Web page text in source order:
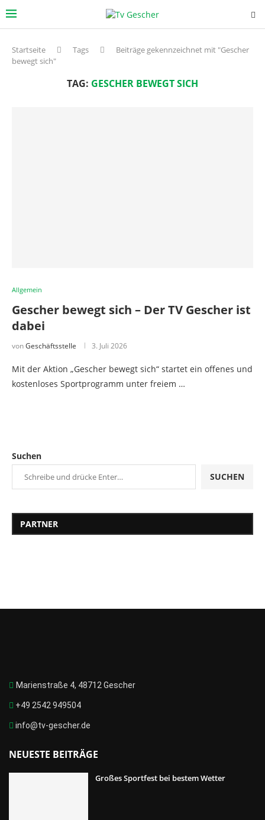
Startseite Tags
Beiträge gekennzeichnet mit "Gescher
bewegt sich"
TAG: GESCHER BEWEGT SICH
Allgemein
Gescher bewegt sich – Der TV Gescher ist
dabei
vonGeschäftsstelle 3. Juli 2026
Mit der Aktion „Gescher bewegt sich“ startet ein offenes und
kostenloses Sportprogramm unter freiem …
Suchen
SUCHEN
PARTNER
Marienstraße 4, 48712 Gescher
+49 2542 949504
info@tv-gescher.de
NEUESTE BEITRÄGE
Großes Sportfest bei bestem Wetter